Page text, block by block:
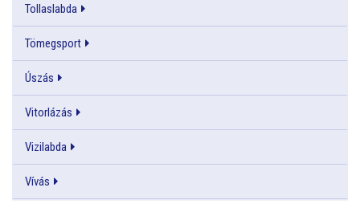
Tollaslabda
Tömegsport
Úszás
Vitorlázás
Vizilabda
Vívás